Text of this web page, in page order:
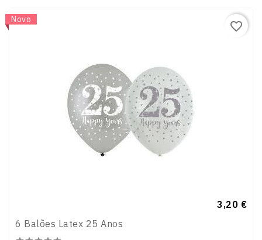
Preço
3,20 €
Novo
6 Balões Latex 25 Anos
favorite_border